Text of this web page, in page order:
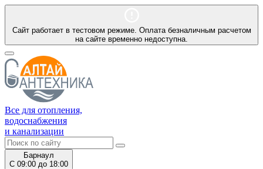
Сайт работает в тестовом режиме. Оплата безналичным расчетом
на сайте временно недоступна.
Все для отопления,
водоснабжения
и канализации
Барнаул
С 09:00 до 18:00